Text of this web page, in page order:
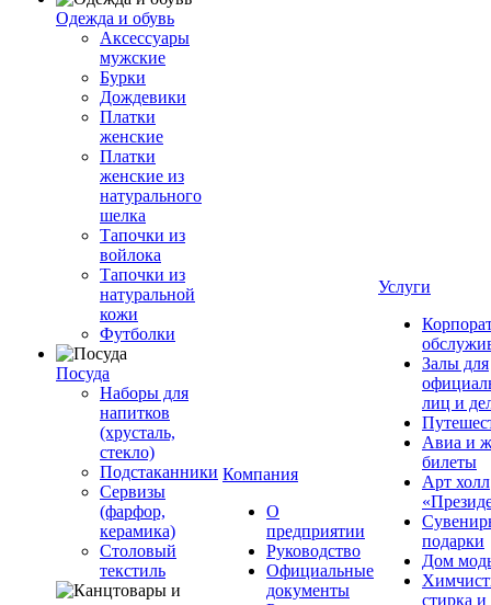
Одежда и обувь
Аксессуары
мужские
Бурки
Дождевики
Платки
женские
Платки
женские из
натурального
шелка
Тапочки из
войлока
Тапочки из
натуральной
кожи
Футболки
Посуда
Наборы для
напитков
(хрусталь,
стекло)
Подстаканники
Сервизы
(фарфор,
керамика)
Столовый
текстиль
Компания
О
предприятии
Руководство
Официальные
документы
Услуги
Залы для
лиц и
Авиа и
билеты
Арт холл
подарки
Дом
стирка и